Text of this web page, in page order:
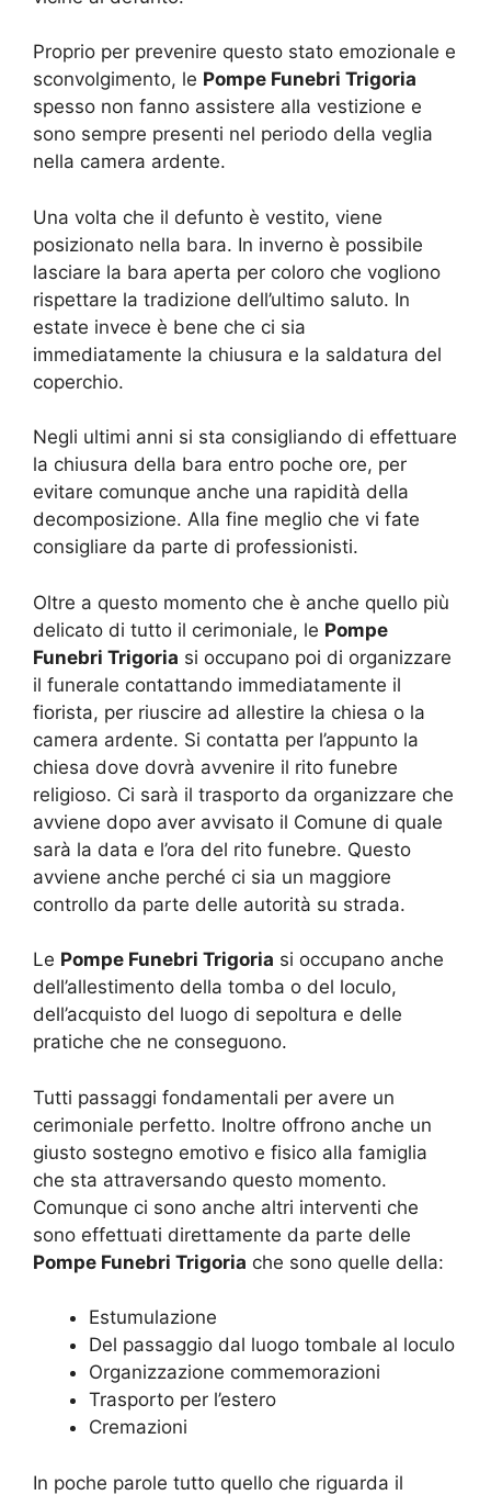
Proprio per prevenire questo stato emozionale e
sconvolgimento, le Pompe Funebri Trigoria
spesso non fanno assistere alla vestizione e
sono sempre presenti nel periodo della veglia
nella camera ardente.
Una volta che il defunto è vestito, viene
posizionato nella bara. In inverno è possibile
lasciare la bara aperta per coloro che vogliono
rispettare la tradizione dell’ultimo saluto. In
estate invece è bene che ci sia
immediatamente la chiusura e la saldatura del
coperchio.
Negli ultimi anni si sta consigliando di effettuare
la chiusura della bara entro poche ore, per
evitare comunque anche una rapidità della
decomposizione. Alla fine meglio che vi fate
consigliare da parte di professionisti.
Oltre a questo momento che è anche quello più
delicato di tutto il cerimoniale, le Pompe
Funebri Trigoria si occupano poi di organizzare
il funerale contattando immediatamente il
fiorista, per riuscire ad allestire la chiesa o la
camera ardente. Si contatta per l’appunto la
chiesa dove dovrà avvenire il rito funebre
religioso. Ci sarà il trasporto da organizzare che
avviene dopo aver avvisato il Comune di quale
sarà la data e l’ora del rito funebre. Questo
avviene anche perché ci sia un maggiore
controllo da parte delle autorità su strada.
Le Pompe Funebri Trigoria si occupano anche
dell’allestimento della tomba o del loculo,
dell’acquisto del luogo di sepoltura e delle
pratiche che ne conseguono.
Tutti passaggi fondamentali per avere un
cerimoniale perfetto. Inoltre offrono anche un
giusto sostegno emotivo e fisico alla famiglia
che sta attraversando questo momento.
Comunque ci sono anche altri interventi che
sono effettuati direttamente da parte delle
Pompe Funebri Trigoria che sono quelle della:
Estumulazione
Del passaggio dal luogo tombale al loculo
Organizzazione commemorazioni
Trasporto per l’estero
Cremazioni
In poche parole tutto quello che riguarda il